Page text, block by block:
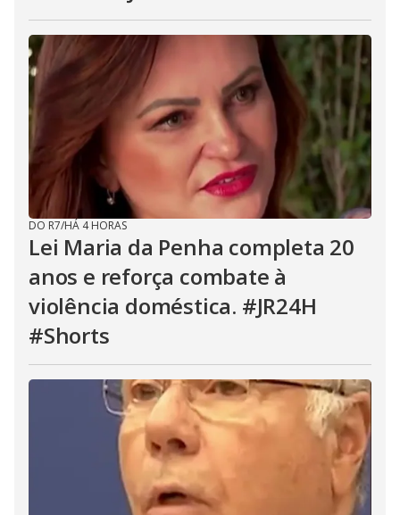
DO R7/HÁ 4 HORAS
Lei Maria da Penha completa 20
anos e reforça combate à
violência doméstica. #JR24H
#Shorts